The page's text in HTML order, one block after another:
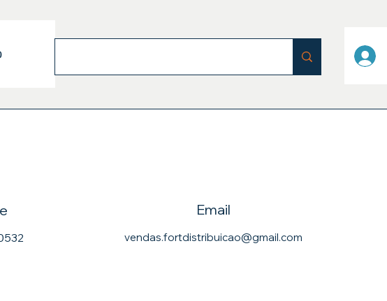
Email
vendas.fortdistribuicao@gmail.com